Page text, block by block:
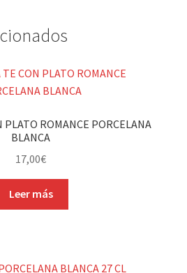
PLATO ROMANCE PORCELANA
BLANCA
17,00€
Leer más